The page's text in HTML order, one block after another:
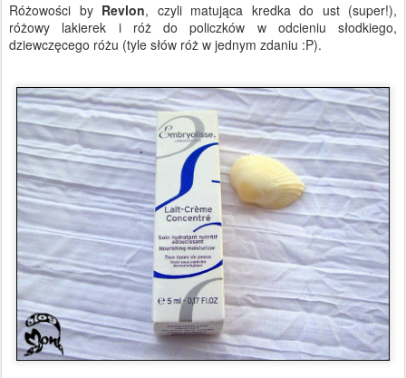
Różowości by Revlon, czyli matująca kredka do ust (super!),
różowy lakierek i róż do policzków w odcieniu słodkiego,
dziewczęcego różu (tyle słów róż w jednym zdaniu :P).